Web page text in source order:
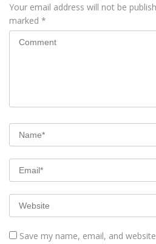
Your email address will not be
marked *
Save my name, email, and